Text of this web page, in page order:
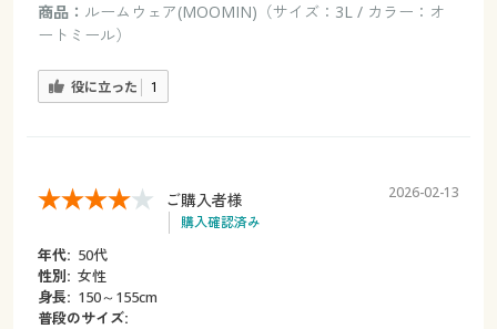
商品： ルームウェア(MOOMIN)（サイズ：3L / カラー：オ
ートミール）
役に立った 1
ご購入者様
購入確認済み
2026-02-13
年代: 50代
性別: 女性
身長: 150～155cm
普段のサイズ: